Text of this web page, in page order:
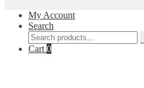
My Account
Search
Search
for:
Cart 0